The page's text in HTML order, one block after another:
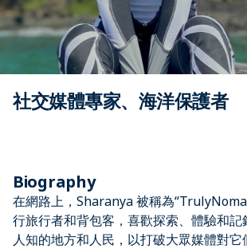
社交媒體專家、海洋保護者
Biography
在網路上，Sharanya 被稱為
行旅行者和背包客，喜歡探索、體驗和記
人知的地方和人民，以打破大眾媒體對它